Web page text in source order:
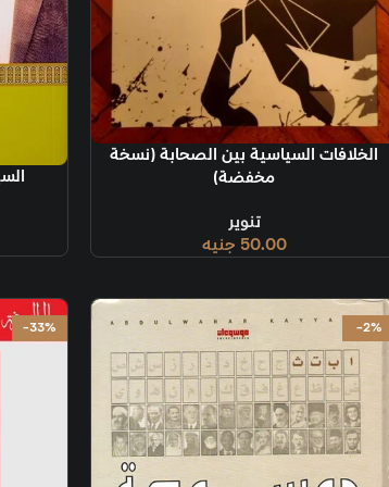
قراءة المزيد
الخلافات السياسية بين الصحابة (نسخة
مخفضة)
تنوير
50.00 جنيه
إضافة إلى
-2%
-33%